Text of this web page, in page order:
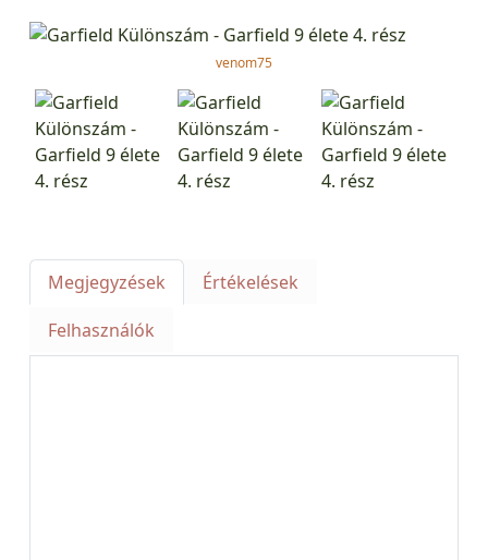
venom75
Megjegyzések
Értékelések
Felhasználók